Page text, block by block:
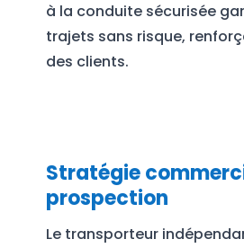
à la conduite sécurisée
trajets sans risque,
des clients.
Stratégie
prospection
Le transporteur